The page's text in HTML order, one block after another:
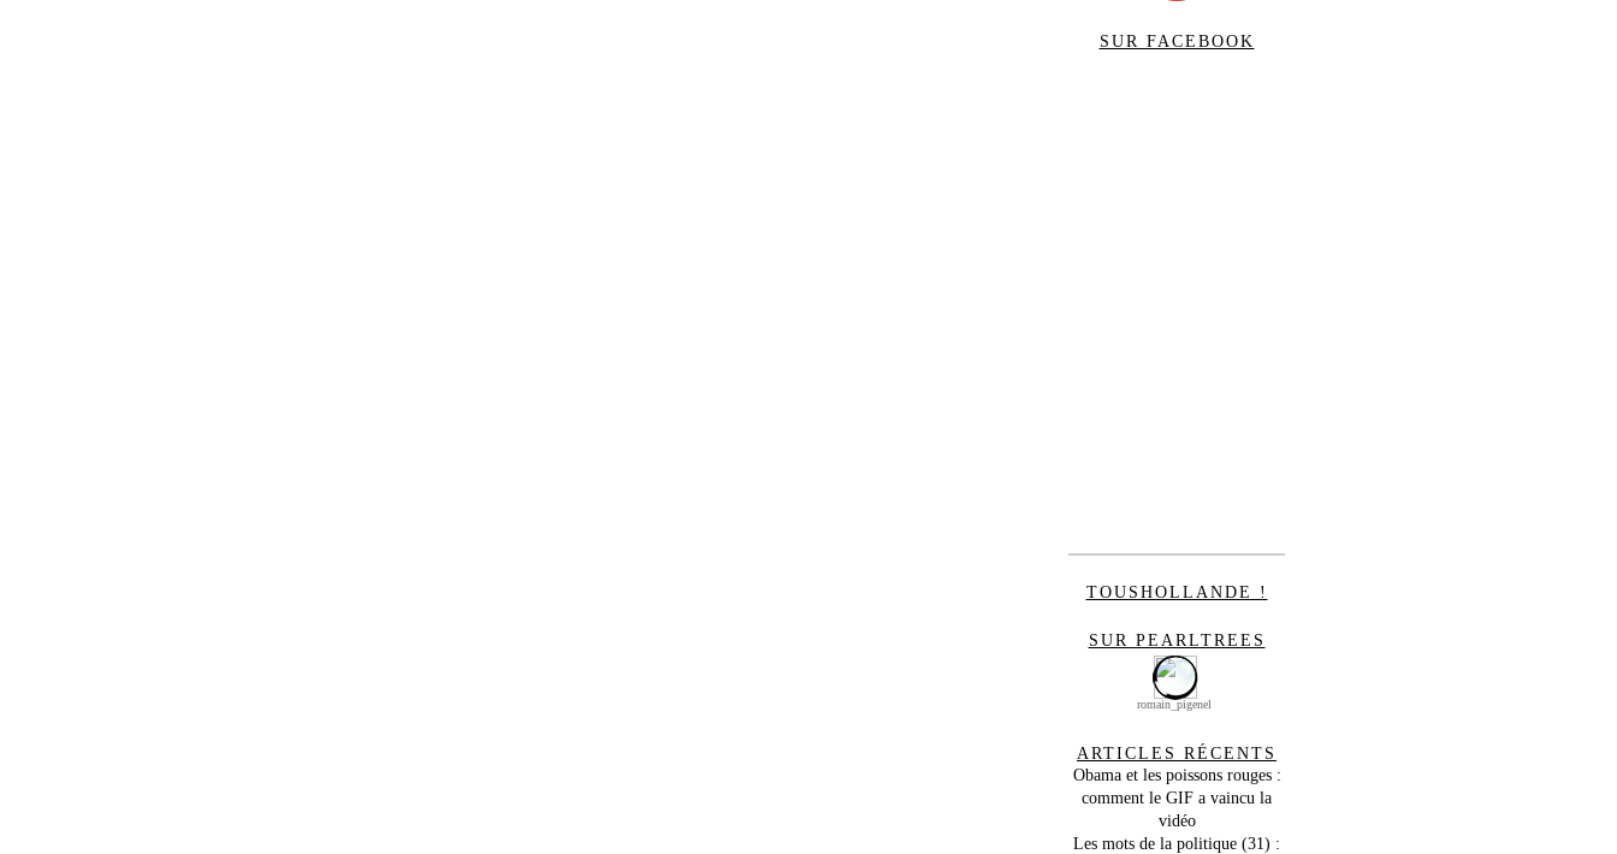
SUR FACEBOOK
TOUSHOLLANDE !
SUR PEARLTREES
romain_pigenel
ARTICLES RÉCENTS
Obama et les poissons rouges :
comment le GIF a vaincu la
vidéo
Les mots de la politique (31) :